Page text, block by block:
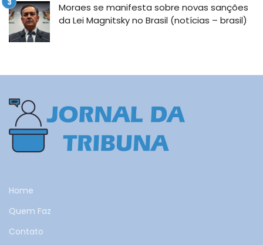
Moraes se manifesta sobre novas sanções
da Lei Magnitsky no Brasil (notícias – brasil)
Home
Quem Faz
Contato